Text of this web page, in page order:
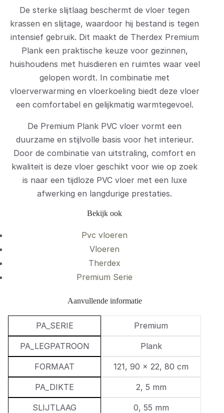
De sterke slijtlaag beschermt de vloer tegen
krassen en slijtage, waardoor hij bestand is tegen
intensief gebruik. Dit maakt de Therdex Premium
Plank een praktische keuze voor gezinnen,
huishoudens met huisdieren en ruimtes waar veel
gelopen wordt. In combinatie met
vloerverwarming en vloerkoeling biedt deze vloer
een comfortabel en gelijkmatig warmtegevoel.
De Premium Plank PVC vloer vormt een
duurzame en stijlvolle basis voor het interieur.
Door de combinatie van uitstraling, comfort en
kwaliteit is deze vloer geschikt voor wie op zoek
is naar een tijdloze PVC vloer met een luxe
afwerking en langdurige prestaties.
Bekijk ook
Pvc vloeren
Vloeren
Therdex
Premium Serie
Aanvullende informatie
PA_SERIE Premium
PA_LEGPATROON Plank
FORMAAT 121, 90 × 22, 80 cm
PA_DIKTE 2, 5 mm
SLIJTLAAG 0, 55 mm